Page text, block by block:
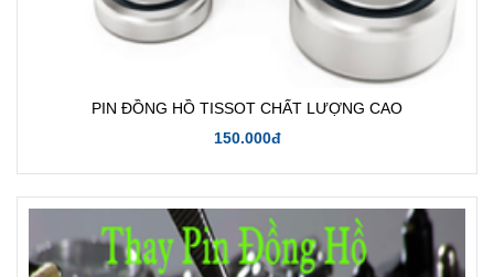
PIN ĐỒNG HỒ TISSOT CHẤT LƯỢNG CAO
150.000đ